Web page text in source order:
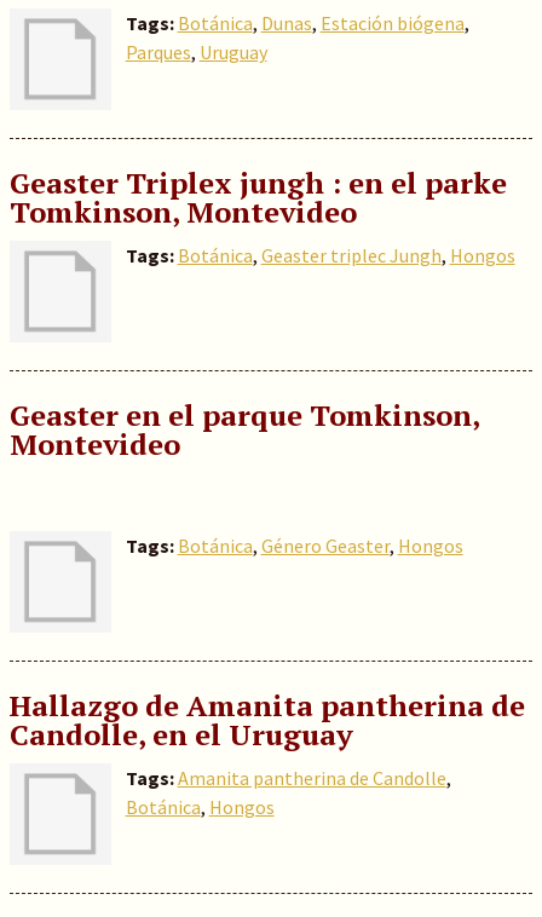
Tags: Botánica, Dunas, Estación biógena,
Parques, Uruguay
Geaster Triplex jungh : en el parke
Tomkinson, Montevideo
Tags: Botánica, Geaster triplec Jungh, Hongos
Geaster en el parque Tomkinson,
Montevideo
Tags: Botánica, Género Geaster, Hongos
Hallazgo de Amanita pantherina de
Candolle, en el Uruguay
Tags:Amanita pantherina de Candolle,
Botánica, Hongos